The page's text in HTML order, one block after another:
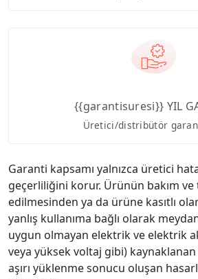
{{garantisuresi}} YIL
Üretici/distribütör
Garanti kapsamı yalnızca üretici
geçerliliğini korur. Ürünün bakım
edilmesinden ya da ürüne kasıtlı
yanlış kullanıma bağlı olarak
uygun olmayan elektrik ve elektrik
veya yüksek voltaj gibi)
aşırı yüklenme sonucu oluşan